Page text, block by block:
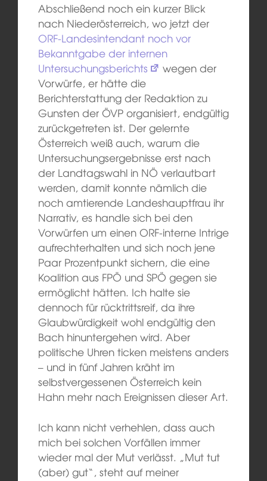
Abschließend noch ein kurzer Blick
nach Niederösterreich, wo jetzt der
ORF-Landesintendant noch vor
Bekanntgabe der internen
Untersuchungsberichts
wegen der
Vorwürfe, er hätte die
Berichterstattung der Redaktion zu
Gunsten der ÖVP organisiert, endgültig
zurückgetreten ist. Der gelernte
Österreich weiß auch, warum die
Untersuchungsergebnisse erst nach
der Landtagswahl in NÖ verlautbart
werden, damit konnte nämlich die
noch amtierende Landeshauptfrau ihr
Narrativ, es handle sich bei den
Vorwürfen um einen ORF-interne Intrige
aufrechterhalten und sich noch jene
Paar Prozentpunkt sichern, die eine
Koalition aus FPÖ und SPÖ gegen sie
ermöglicht hätten. Ich halte sie
dennoch für rücktrittsreif, da ihre
Glaubwürdigkeit wohl endgültig den
Bach hinuntergehen wird. Aber
politische Uhren ticken meistens anders
– und in fünf Jahren kräht im
selbstvergessenen Österreich kein
Hahn mehr nach Ereignissen dieser Art.
Ich kann nicht verhehlen, dass auch
mich bei solchen Vorfällen immer
wieder mal der Mut verlässt. „Mut tut
(aber) gut“, steht auf meiner